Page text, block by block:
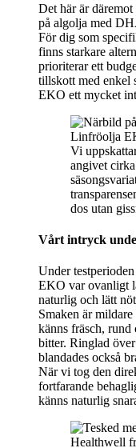
Det här är däremot
på algolja med
För dig som
finns starkare
prioriterar ett
tillskott med enkel
EKO ett mycket
Vi
angivet
dos utan
Vårt intryck
Under
EKO var ovanligt
naturlig och lätt
Smaken är
känns fräsch,
bitter. Ringlad
blandades också
När vi tog den
fortfarande
känns naturlig